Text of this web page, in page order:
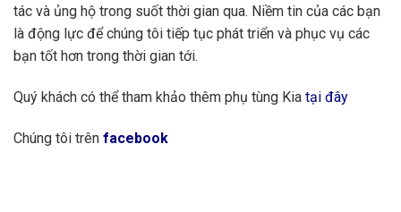
tác và ủng hộ trong suốt thời gian qua. Niềm tin của các bạn
là động lực để chúng tôi tiếp tục phát triển và phục vụ các
bạn tốt hơn trong thời gian tới.
Quý khách có thể tham khảo thêm phụ tùng Kia tại đây
Chúng tôi trên facebook